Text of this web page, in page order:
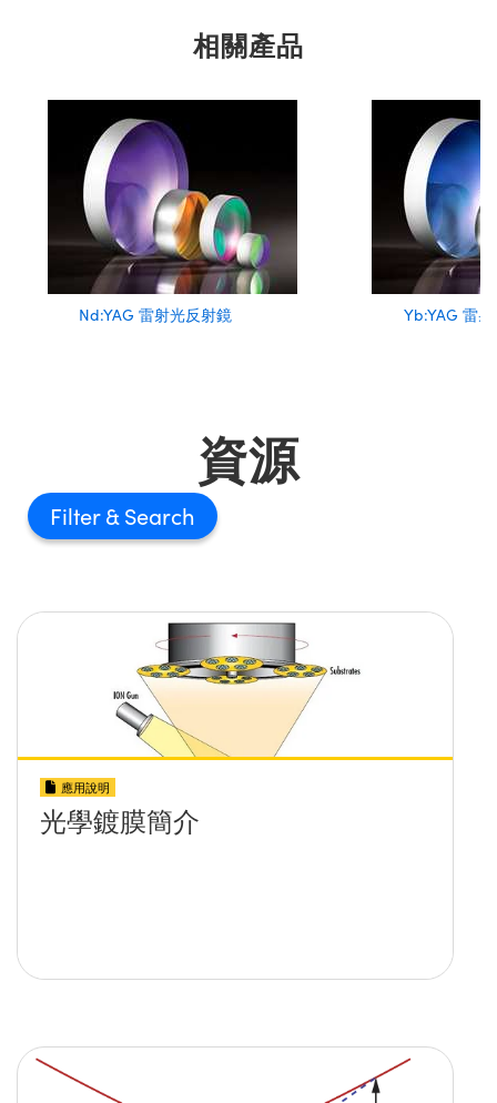
相關產品
Nd:YAG 雷射光反射鏡 Yb:YAG 雷
資源
Filter
應用說明
光學鍍膜簡介